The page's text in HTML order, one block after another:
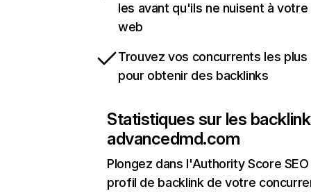
les avant qu'ils ne nuisent à
web
Trouvez vos concurrents les
pour obtenir des backlinks
Statistiques sur les
advancedmd.com
Plongez dans l'Authority Score
profil de backlink de votre